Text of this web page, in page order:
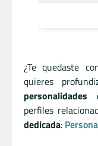
¿Te quedaste
quieres
personalidades
perfiles
dedicada: